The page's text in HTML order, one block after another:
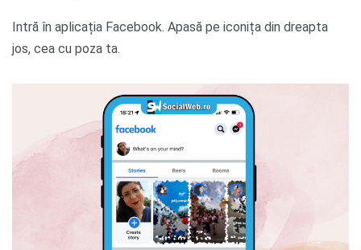
Intră în aplicația Facebook. Apasă pe iconița din dreapta
jos, cea cu poza ta.